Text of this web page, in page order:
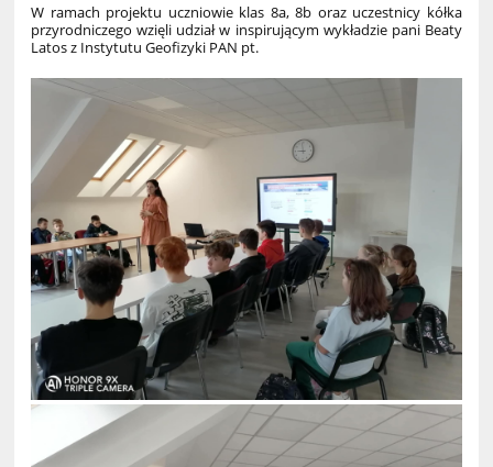
W ramach projektu uczniowie klas 8a, 8b oraz uczestnicy kółka
przyrodniczego wzięli udział w inspirującym wykładzie pani Beaty
Latos z Instytutu Geofizyki PAN pt.